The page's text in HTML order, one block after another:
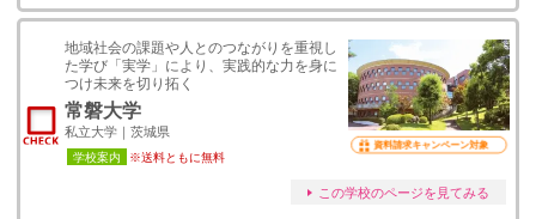
地域社会の課題や人とのつながりを重視し
た学び「実学」により、実践的な力を身に
つけ未来を切り拓く
常磐大学
私立大学｜茨城県
学校案内 ※送料ともに無料
資料請求キャンペーン対象
この学校のページを見てみる